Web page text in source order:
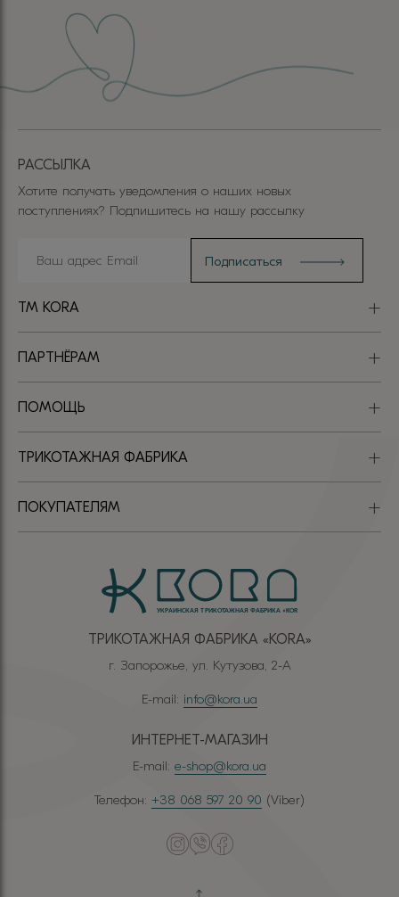
ТРИКОТАЖНАЯ ФАБРИКА «КОRА»
г. Запорожье, ул. Кутузова, 2-А
E-mail: info@kora.ua
ИНТЕРНЕТ-МАГАЗИН
E-mail: e-shop@kora.ua
Телефон: +38 068 597 20 90 (Viber)
TM KORA
ПАРТНЁРАМ
ПОМОЩЬ
ТРИКОТАЖНАЯ ФАБРИКА
ПОКУПАТЕЛЯМ
РАССЫЛКА
Хотите получать уведомления о наших новых
поступлениях? Подпишитесь на нашу рассылку